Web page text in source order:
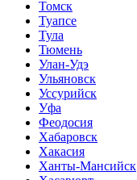
Томск
Туапсе
Тула
Тюмень
Улан-Удэ
Ульяновск
Уссурийск
Уфа
Феодосия
Хабаровск
Хакасия
Ханты-Мансийск